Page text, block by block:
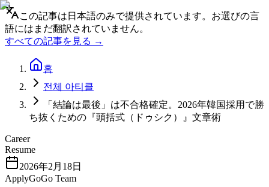
この記事は日本語のみで提供されています。お選びの言
語にはまだ翻訳されていません。
すべての記事を見る →
홈
전체 아티클
「結論は最後」は不合格確定。2026年韓国採用で勝
ち抜くための『頭括式（ドゥシク）』文章術
Career
Resume
2026年2月18日
ApplyGoGo Team